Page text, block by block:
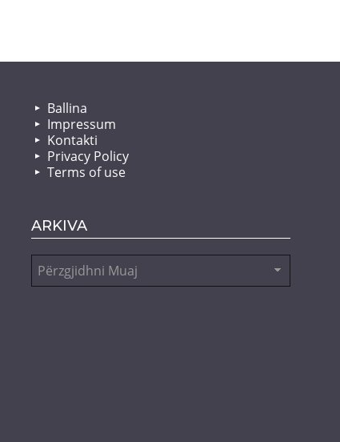
Ballina
Impressum
Kontakti
Privacy Policy
Terms of use
ARKIVA